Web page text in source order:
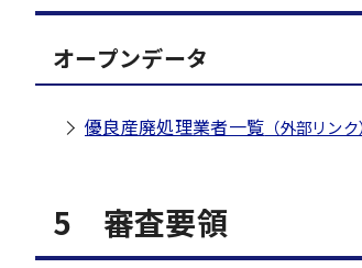
オープンデータ
優良産廃処理業者一覧 （外部リンク）
5 審査要領